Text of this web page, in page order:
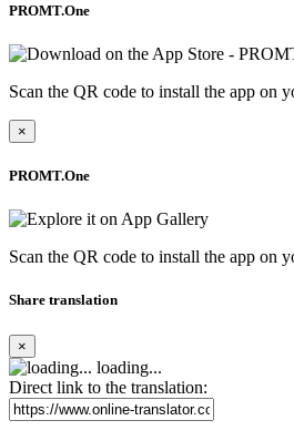
PROMT.One
Scan the QR code to install the app on
×
PROMT.One
Scan the QR code to install the app on
Share translation
×
loading...
Direct link to the translation: